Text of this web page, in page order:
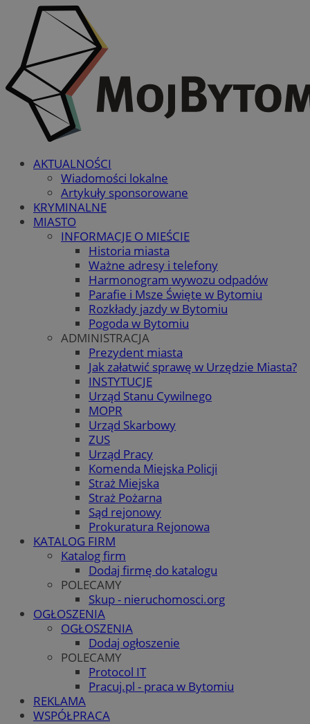
AKTUALNOŚCI
Wiadomości lokalne
Artykuły sponsorowane
KRYMINALNE
MIASTO
INFORMACJE O MIEŚCIE
Historia miasta
Ważne adresy i telefony
Harmonogram wywozu odpadów
Parafie i Msze Święte w Bytomiu
Rozkłady jazdy w Bytomiu
Pogoda w Bytomiu
ADMINISTRACJA
Prezydent miasta
Jak załatwić sprawę w Urzędzie Miasta?
INSTYTUCJE
Urząd Stanu Cywilnego
MOPR
Urząd Skarbowy
ZUS
Urząd Pracy
Komenda Miejska Policji
Straż Miejska
Straż Pożarna
Sąd rejonowy
Prokuratura Rejonowa
KATALOG FIRM
Katalog firm
Dodaj firmę do katalogu
POLECAMY
Skup - nieruchomosci.org
OGŁOSZENIA
OGŁOSZENIA
Dodaj ogłoszenie
POLECAMY
Protocol IT
Pracuj.pl - praca w Bytomiu
REKLAMA
WSPÓŁPRACA